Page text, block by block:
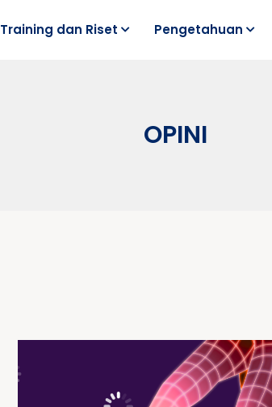
Training dan Riset Pengetahuan
OPINI